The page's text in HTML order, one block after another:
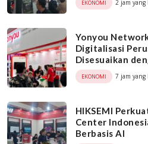
EKONOMI 2 jam yang
Yonyou
Digitalisasi
Disesuaikan
EKONOMI 7 jam yang
HIKSEMI
Center
Berbasis AI